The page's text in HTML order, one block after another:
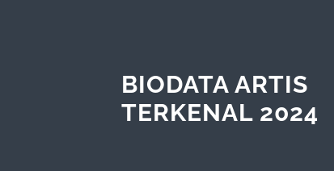
BIODATA ARTIS
TERKENAL 2024